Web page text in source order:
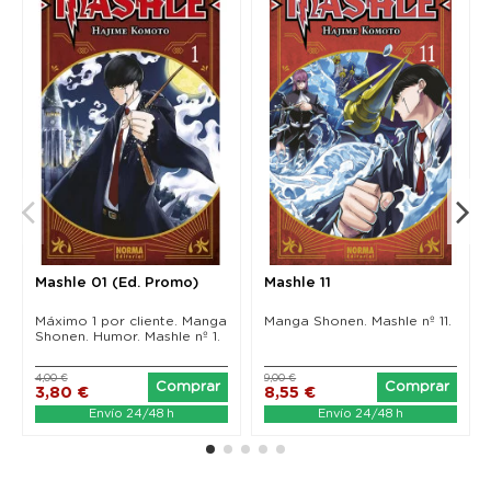
Mashle 01 (Ed. Promo)
Máximo 1 por cliente. Manga
Shonen. Humor. Mashle nº 1.
3,80 €
4,00 €
Comprar
Envío 24/48 h
Mashle 11
Manga Shonen. Mashle nº 11.
8,55 €
9,00 €
Comprar
Envío 24/48 h